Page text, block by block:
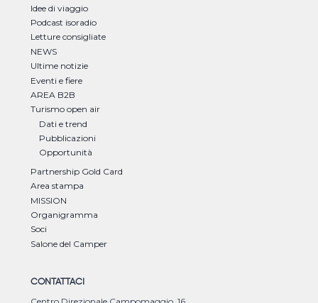
Idee di viaggio
Podcast isoradio
Letture consigliate
NEWS
Ultime notizie
Eventi e fiere
AREA B2B
Turismo open air
Dati e trend
Pubblicazioni
Opportunità
Partnership Gold Card
Area stampa
MISSION
Organigramma
Soci
Salone del Camper
CONTATTACI